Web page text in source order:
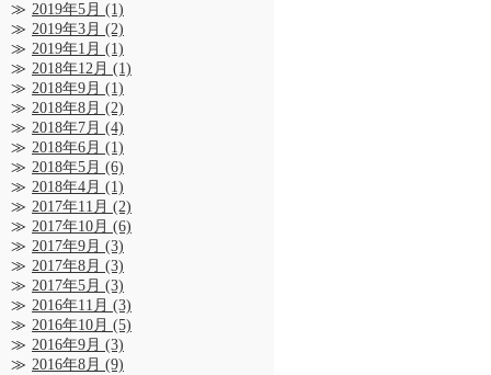
2019年5月 (1)
2019年3月 (2)
2019年1月 (1)
2018年12月 (1)
2018年9月 (1)
2018年8月 (2)
2018年7月 (4)
2018年6月 (1)
2018年5月 (6)
2018年4月 (1)
2017年11月 (2)
2017年10月 (6)
2017年9月 (3)
2017年8月 (3)
2017年5月 (3)
2016年11月 (3)
2016年10月 (5)
2016年9月 (3)
2016年8月 (9)